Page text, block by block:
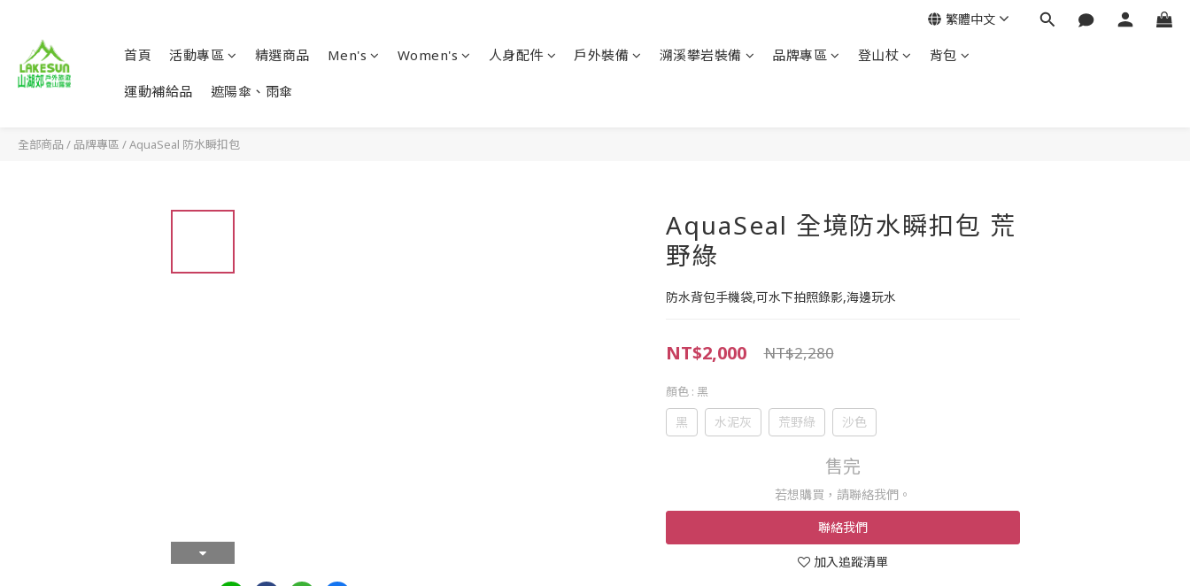
首頁 活動專區 精選商品 Men's Women's 人身配件 戶外裝備 溯溪攀岩裝備 品牌專區 登山杖 背包
運動補給品 遮陽傘、雨傘
繁體中文
全部商品 / 品牌專區 /AquaSeal 防水瞬扣包
AquaSeal 全境防水瞬扣包 荒
野綠
防水背包手機袋,可水下拍照錄影,海邊玩水
NT$2,000 NT$2,280
顏色 : 黑
黑 水泥灰 荒野綠 沙色
售完
若想購買，請聯絡我們。
聯絡我們
加入追蹤清單